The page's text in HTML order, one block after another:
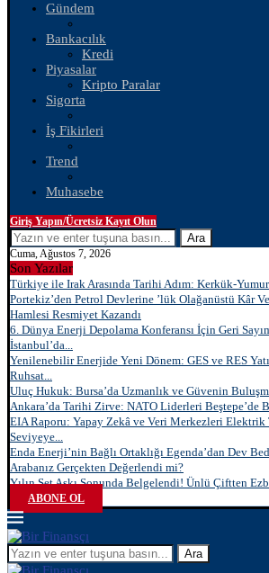
Gündem
Bankacılık
Kredi
Piyasalar
Kripto Paralar
Sigorta
İş Fikirleri
Trend
Muhasebe
Giriş Yapın/Ücretsiz Kayıt Olun
Ara
Cuma, Ağustos 7, 2026
Son Yazılar
Türkiye ile Irak Arasında Tarihi Adım: Kerkük-
Portekiz’den Petrol Devlerine ’lük Olağanüstü Kâr
Hamlesi Resmiyet Kazandı
6. Dünya Enerji Depolama Konferansı İçin Geri
İstanbul’da...
Yenilenebilir Enerjide Yeni Dönem: GES ve RES
Ruhsat...
Uluç Hukuk: Bursa’da Uzmanlık ve Güvenin
Ankara’da Tarihi Zirve: NATO Liderleri Beştepe’de
EIA Raporu: Yapay Zekâ ve Veri Merkezleri
Seviyeye...
Enda Enerji’nin Bağlı Ortaklığı Egenda’dan Dev
Arabanız Gerçekten Değerlendi mi?
Yılın Set Aşkı Sonunda Belgelendi! Ünlü Çiftten
ABONE OL
Ara